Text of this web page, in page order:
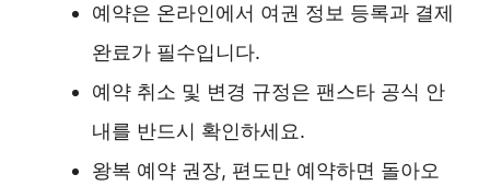
예약은 온라인에서 여권 정보 등록과 결제
완료가 필수입니다.
예약 취소 및 변경 규정은 팬스타 공식 안
내를 반드시 확인하세요.
왕복 예약 권장, 편도만 예약하면 돌아오